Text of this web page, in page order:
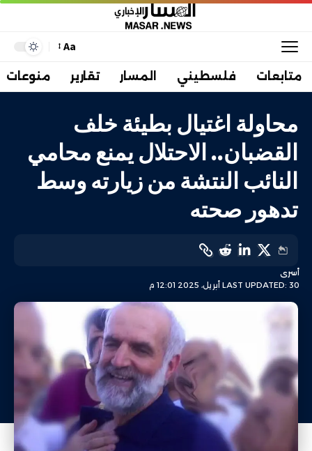
Aa
متابعات فلسطيني المسار تقارير منوعات
محاولة اغتيال بطيئة خلف
القضبان.. الاحتلال يمنع محامي
النائب النتشة من زيارته وسط
تدهور صحته
LAST UPDATED: 30 أبريل، 2025 12:01 م
أسرى